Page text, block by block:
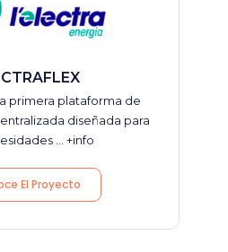
primera plataforma de
diseñada para
... +info
El Proyecto